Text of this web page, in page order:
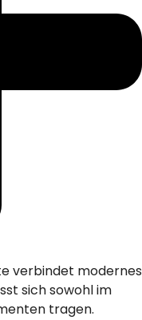
verbindet modernes
sich sowohl im
tragen.